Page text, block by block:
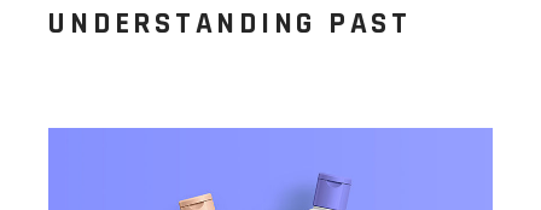
UNDERSTANDING PAST